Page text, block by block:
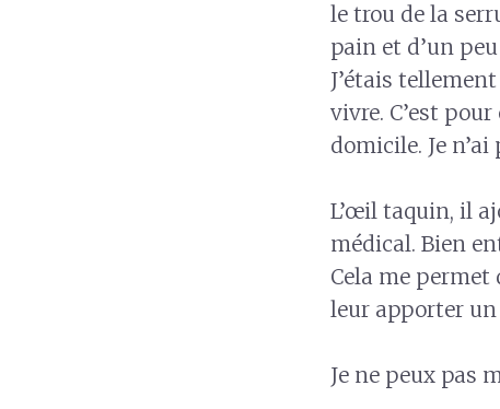
le trou de la
pain et d’un
J’étais
vivre. C’est
domicile. Je
L’œil taquin, il
médical. Bien
Cela me permet
leur apporter
Je ne peux pas